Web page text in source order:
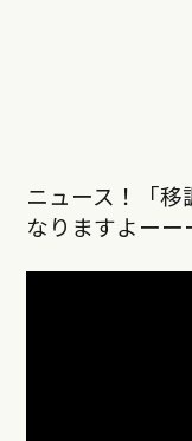
ニュース！「移
なりますよーー